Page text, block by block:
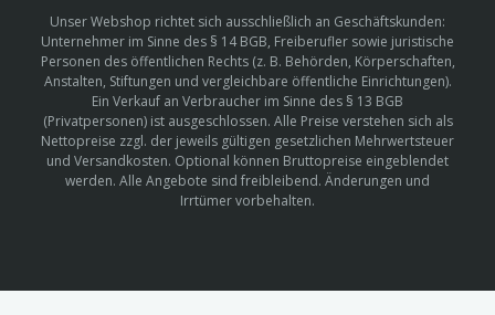
Unser Webshop richtet sich ausschließlich an Geschäftskunden:
Unternehmer im Sinne des § 14 BGB, Freiberufler sowie juristische
Personen des öffentlichen Rechts (z. B. Behörden, Körperschaften,
Anstalten, Stiftungen und vergleichbare öffentliche Einrichtungen).
Ein Verkauf an Verbraucher im Sinne des § 13 BGB
(Privatpersonen) ist ausgeschlossen. Alle Preise verstehen sich als
Nettopreise zzgl. der jeweils gültigen gesetzlichen Mehrwertsteuer
und Versandkosten. Optional können Bruttopreise eingeblendet
werden. Alle Angebote sind freibleibend. Änderungen und
Irrtümer vorbehalten.